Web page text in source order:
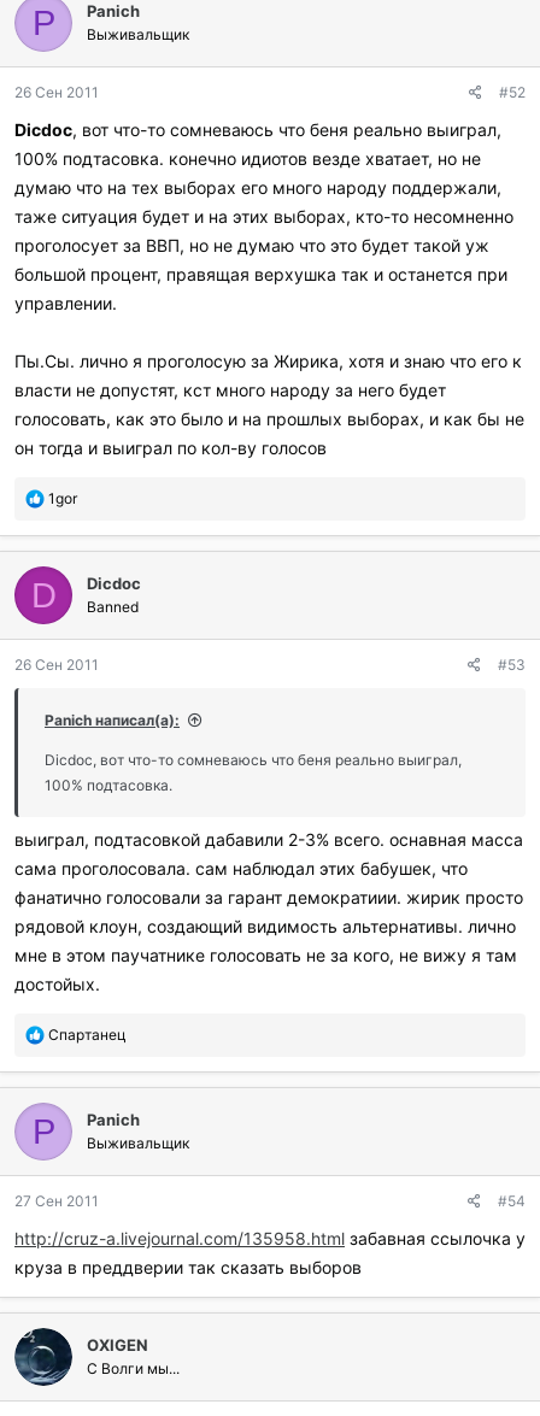
P Panich
Выживальщик
26 Сен 2011 #52
Dicdoc, вот что-то сомневаюсь что беня реально выиграл,
100% подтасовка. конечно идиотов везде хватает, но не
думаю что на тех выборах его много народу поддержали,
таже ситуация будет и на этих выборах, кто-то несомненно
проголосует за ВВП, но не думаю что это будет такой уж
большой процент, правящая верхушка так и останется при
управлении.
Пы.Сы. лично я проголосую за Жирика, хотя и знаю что его к
власти не допустят, кст много народу за него будет
голосовать, как это было и на прошлых выборах, и как бы не
он тогда и выиграл по кол-ву голосов
П
б
л
а
г
о
а
и
и
:
1gor
D Dicdoc
Banned
26 Сен 2011 #53
Panich написал(а):
Dicdoc, вот что-то сомневаюсь что беня реально выиграл,
100% подтасовка.
выиграл, подтасовкой дабавили 2-3% всего. оснавная масса
сама проголосовала. сам наблюдал этих бабушек, что
фанатично голосовали за гарант демократиии. жирик просто
рядовой клоун, создающий видимость альтернативы. лично
мне в этом паучатнике голосовать не за кого, не вижу я там
достойых.
П
б
л
а
о
а
и
л
и
:
Спартанец
P Panich
Выживальщик
27 Сен 2011 #54
http://cruz-a.livejournal.com/135958.html забавная ссылочка у
круза в преддверии так сказать выборов
OXIGEN
С Волги мы...